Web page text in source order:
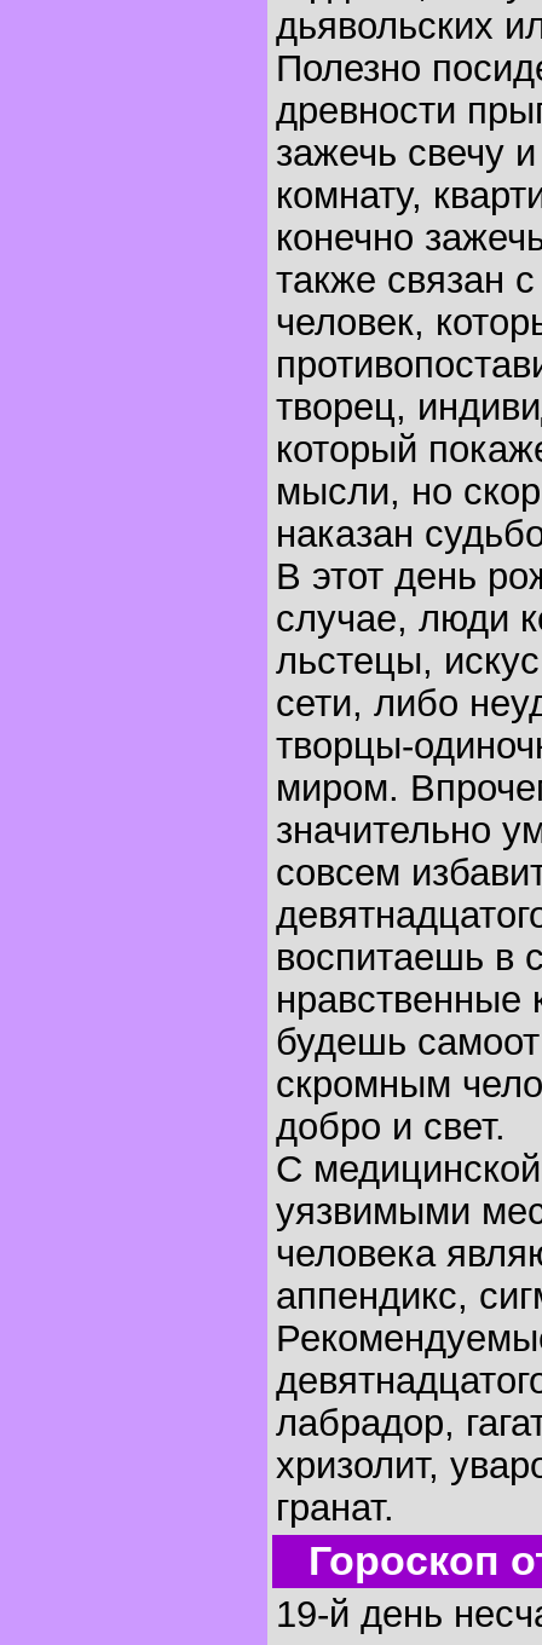
дьявольских
Полезно
древности
зажечь свечу
комнату,
конечно
также связан
человек,
творец,
который
мысли, но
наказан
В этот день
случае, люди
льстецы,
сети, либо
творцы-
миром.
значительно
совсем
воспитаешь в
нравственные
будешь
скромным
добро и свет.
С
уязвимыми
человека
аппендикс,
лабрадор,
хризолит,
гранат.
Гороскоп
19-й день